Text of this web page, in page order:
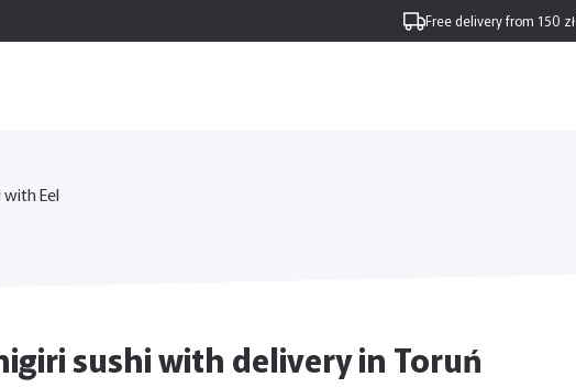
Free delivery from 150 zł
with Eel
sushi with delivery in Toruń